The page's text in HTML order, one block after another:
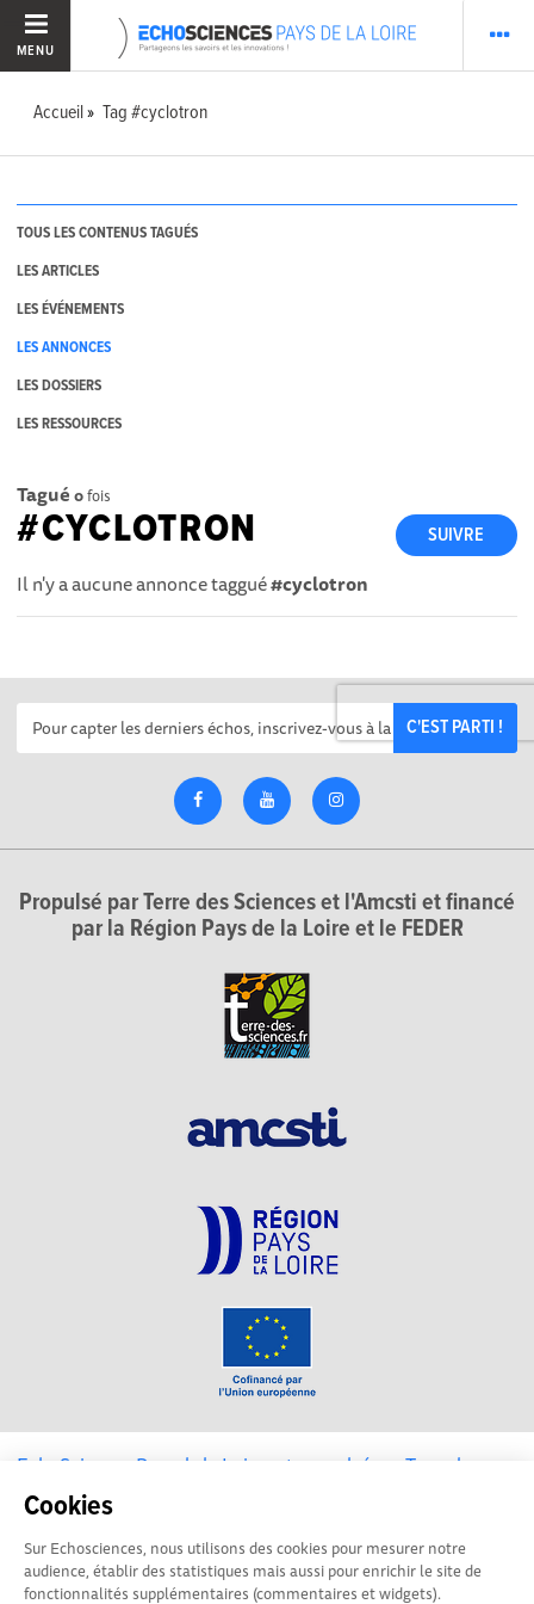
Cookies
Sur Echosciences, nous utilisons des cookies pour mesurer notre
audience, établir des statistiques mais aussi pour enrichir le site de
fonctionnalités supplémentaires (commentaires et widgets).
MENU
Accueil Tag #cyclotron
TOUS LES CONTENUS TAGUÉS
LES ARTICLES
LES ÉVÉNEMENTS
LES ANNONCES
LES DOSSIERS
LES RESSOURCES
Tagué 0fois
SUIVRE
#CYCLOTRON
Il n'y a aucune annonce taggué#cyclotron
C'EST PARTI !
Propulsé par Terre des Sciences et l'Amcsti et financé
par la Région Pays de la Loire et le FEDER
EchoSciences Pays de la Loire est propulsé parTerre des
Sciences
Mentions légales|Politique de confidentialité|CGU
|Ligne éditoriale